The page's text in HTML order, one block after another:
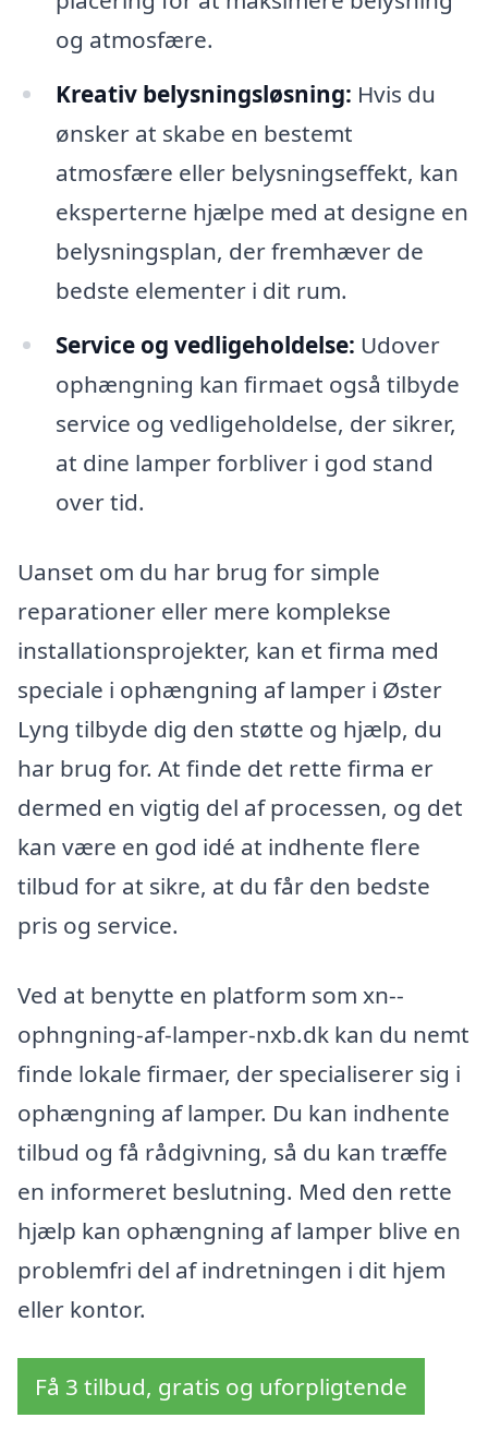
og atmosfære.
Kreativ belysningsløsning: Hvis du
ønsker at skabe en bestemt
atmosfære eller belysningseffekt, kan
eksperterne hjælpe med at designe en
belysningsplan, der fremhæver de
bedste elementer i dit rum.
Service og vedligeholdelse: Udover
ophængning kan firmaet også tilbyde
service og vedligeholdelse, der sikrer,
at dine lamper forbliver i god stand
over tid.
Uanset om du har brug for simple
reparationer eller mere komplekse
installationsprojekter, kan et firma med
speciale i ophængning af lamper i Øster
Lyng tilbyde dig den støtte og hjælp, du
har brug for. At finde det rette firma er
dermed en vigtig del af processen, og det
kan være en god idé at indhente flere
tilbud for at sikre, at du får den bedste
pris og service.
Ved at benytte en platform som xn--
ophngning-af-lamper-nxb.dk kan du nemt
finde lokale firmaer, der specialiserer sig i
ophængning af lamper. Du kan indhente
tilbud og få rådgivning, så du kan træffe
en informeret beslutning. Med den rette
hjælp kan ophængning af lamper blive en
problemfri del af indretningen i dit hjem
eller kontor.
Få 3 tilbud, gratis og uforpligtende